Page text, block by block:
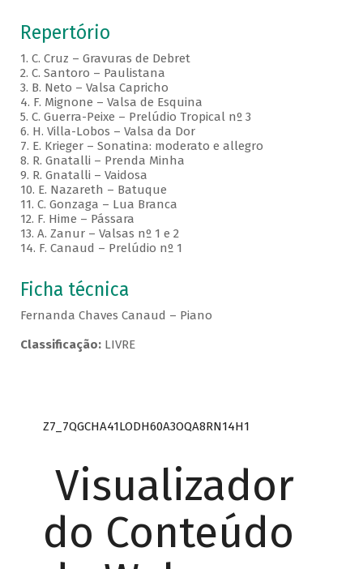
Repertório
1. C. Cruz – Gravuras de Debret
2. C. Santoro – Paulistana
3. B. Neto – Valsa Capricho
4. F. Mignone – Valsa de Esquina
5. C. Guerra-Peixe – Prelúdio Tropical nº 3
6. H. Villa-Lobos – Valsa da Dor
7. E. Krieger – Sonatina: moderato e allegro
8. R. Gnatalli – Prenda Minha
9. R. Gnatalli – Vaidosa
10. E. Nazareth – Batuque
11. C. Gonzaga – Lua Branca
12. F. Hime – Pássara
13. A. Zanur – Valsas nº 1 e 2
14. F. Canaud – Prelúdio nº 1
Ficha técnica
Fernanda Chaves Canaud – Piano
Classificação:LIVRE
Z7_7QGCHA41LODH60A3OQA8RN14H1
Visualizador
do Conteúdo